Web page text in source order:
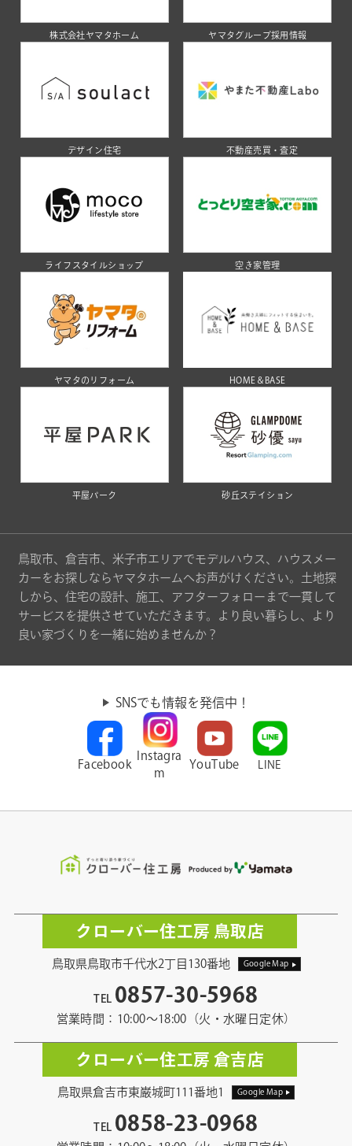
株式会社ヤマタホーム ヤマタグループ採用情報
デザイン住宅 不動産売買・査定
ライフスタイルショップ 空き家管理
ヤマタのリフォーム HOME＆BASE
平屋パーク 砂丘ステイション
鳥取市、倉吉市、米子市エリアでモデルハウス、ハウスメー
カーをお探しならヤマタホームへお声がけください。土地探
しから、住宅の設計、施工、アフターフォローまで一貫して
サービスを提供させていただきます。より良い暮らし、より
良い家づくりを一緒に始めませんか？
SNSでも情報を発信中！
Facebook
Instagra
m
YouTube LINE
クローバー住工房 鳥取店
鳥取県鳥取市千代水2丁目130番地 Google Map
TEL 0857-30-5968
営業時間：10:00〜18:00（火・水曜日定休）
クローバー住工房 倉吉店
鳥取県倉吉市東巌城町111番地1 Google Map
TEL 0858-23-0968